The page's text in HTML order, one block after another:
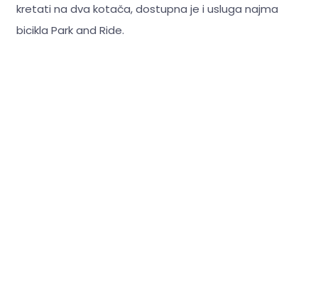
kretati na dva kotača, dostupna je i usluga najma
bicikla Park and Ride.